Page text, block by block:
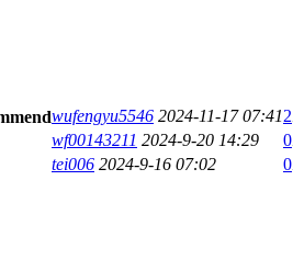
wufengyu5546 2024-11-17 07:412
wf00143211 2024-9-20 14:29 0
tei006 2024-9-16 07:02 0